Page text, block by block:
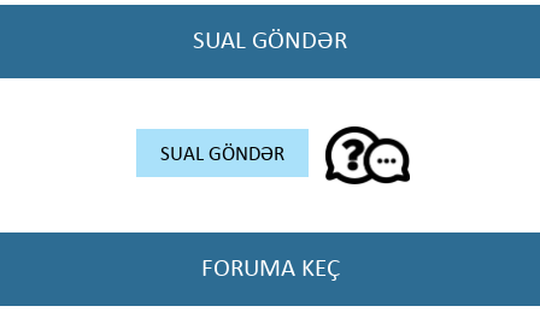
SUAL GÖNDƏR
SUAL GÖNDƏR
FORUMA KEÇ